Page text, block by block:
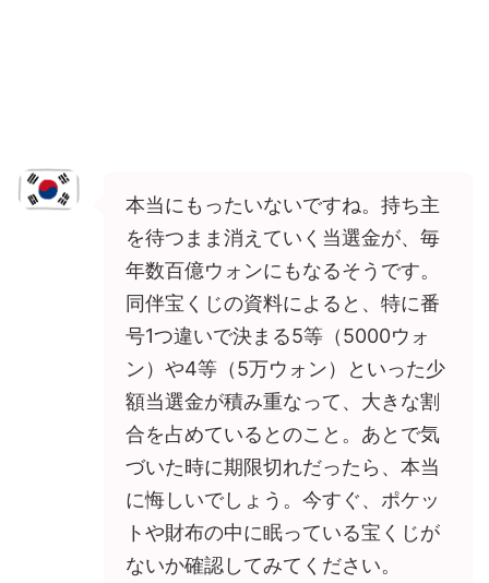
本当にもったいないですね。持ち主
を待つまま消えていく当選金が、毎
年数百億ウォンにもなるそうです。
同伴宝くじの資料によると、特に番
号1つ違いで決まる5等（5000ウォ
ン）や4等（5万ウォン）といった少
額当選金が積み重なって、大きな割
合を占めているとのこと。あとで気
づいた時に期限切れだったら、本当
に悔しいでしょう。今すぐ、ポケッ
トや財布の中に眠っている宝くじが
ないか確認してみてください。